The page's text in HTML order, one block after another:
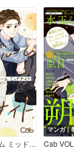
スイート ブルーム ミッドナイト
マンガ｜
Cab